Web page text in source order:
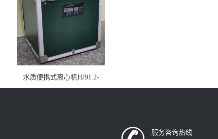
水质便携式离心机HJ91.2-
2022地表水总磷监测内置有
服务咨询热线